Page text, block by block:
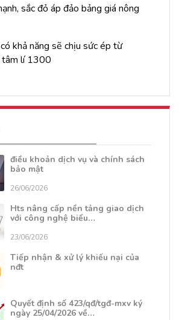
sắc đỏ áp đảo bảng giá nông
khả năng sẽ chịu sức ép từ
tâm lí 1300
điều khoản dịch vụ và chính sách
bảo mật
26/06/2026
Hts nâng cấp nền tảng giao dịch
với công nghệ biểu…
23/06/2026
Tiếp nhận & xử lý khiếu nại của
nđt
Quyết định số 423/qđ/tgđ-mxv ký
ngày 25/04/2026 về…